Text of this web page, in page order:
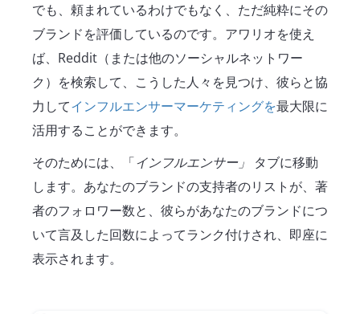
でも、頼まれているわけでもなく、ただ純粋にその
ブランドを評価しているのです。アワリオを使え
ば、Reddit（または他のソーシャルネットワー
ク）を検索して、こうした人々を見つけ、彼らと協
力してインフルエンサーマーケティングを最大限に
活用することができます。
そのためには、「インフルエンサー」 タブに移動
します。あなたのブランドの支持者のリストが、著
者のフォロワー数と、彼らがあなたのブランドにつ
いて言及した回数によってランク付けされ、即座に
表示されます。